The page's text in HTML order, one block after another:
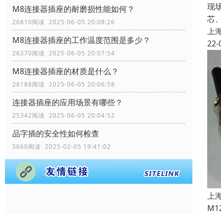
M8连接器插座的耐磨损性能如何？
26810阅读 2025-06-05 20:08:26
M8连接器插座的工作温度范围是多少？
26270阅读 2025-06-05 20:07:54
M8连接器插座的材质是什么？
26188阅读 2025-06-05 20:06:58
连接器插座的应用场景有哪些？
25342阅读 2025-06-05 20:04:52
品字插的安全性如何检查
5660阅读 2025-02-05 19:41:02
现
芯
上
22-
上